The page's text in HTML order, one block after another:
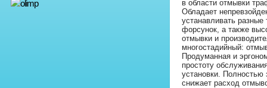
в области отмывки
Обладает
устанавливать
форсунок, а также
отмывки и
многостадийный:
Продуманная и
простоту
установки. Полностью
снижает расход